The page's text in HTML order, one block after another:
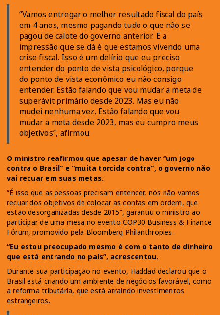
“Vamos entregar o melhor resultado fiscal do país
em 4 anos, mesmo pagando tudo o que não se
pagou de calote do governo anterior. E a
impressão que se dá é que estamos vivendo uma
crise fiscal. Isso é um delírio que eu preciso
entender do ponto de vista psicológico, porque
do ponto de vista econômico eu não consigo
entender. Estão falando que vou mudar a meta de
superávit primário desde 2023. Mas eu não
mudei nenhuma vez. Estão falando que vou
mudar a meta desde 2023, mas eu cumpro meus
objetivos”, afirmou.
O ministro reafirmou que apesar de haver “um jogo
contra o Brasil” e “muita torcida contra”, o governo não
vai recuar em suas metas.
“É isso que as pessoas precisam entender, nós não vamos
recuar dos objetivos de colocar as contas em ordem, que
estão desorganizadas desde 2015”, garantiu o ministro ao
participar de uma mesa no evento COP30 Business & Finance
Fórum, promovido pela Bloomberg Philanthropies.
“Eu estou preocupado mesmo é com o tanto de dinheiro
que está entrando no país”, acrescentou.
Durante sua participação no evento, Haddad declarou que o
Brasil está criando um ambiente de negócios favorável, como
a reforma tributária, que está atraindo investimentos
estrangeiros.